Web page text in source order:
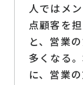
人ではメ
点顧客を
と、営業
多くなる
に、営業